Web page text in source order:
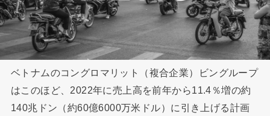
ベトナムのコングロマリット（複合企業）ビングループ
はこのほど、2022年に売上高を前年から11.4％増の約
140兆ドン（約60億6000万米ドル）に引き上げる計画